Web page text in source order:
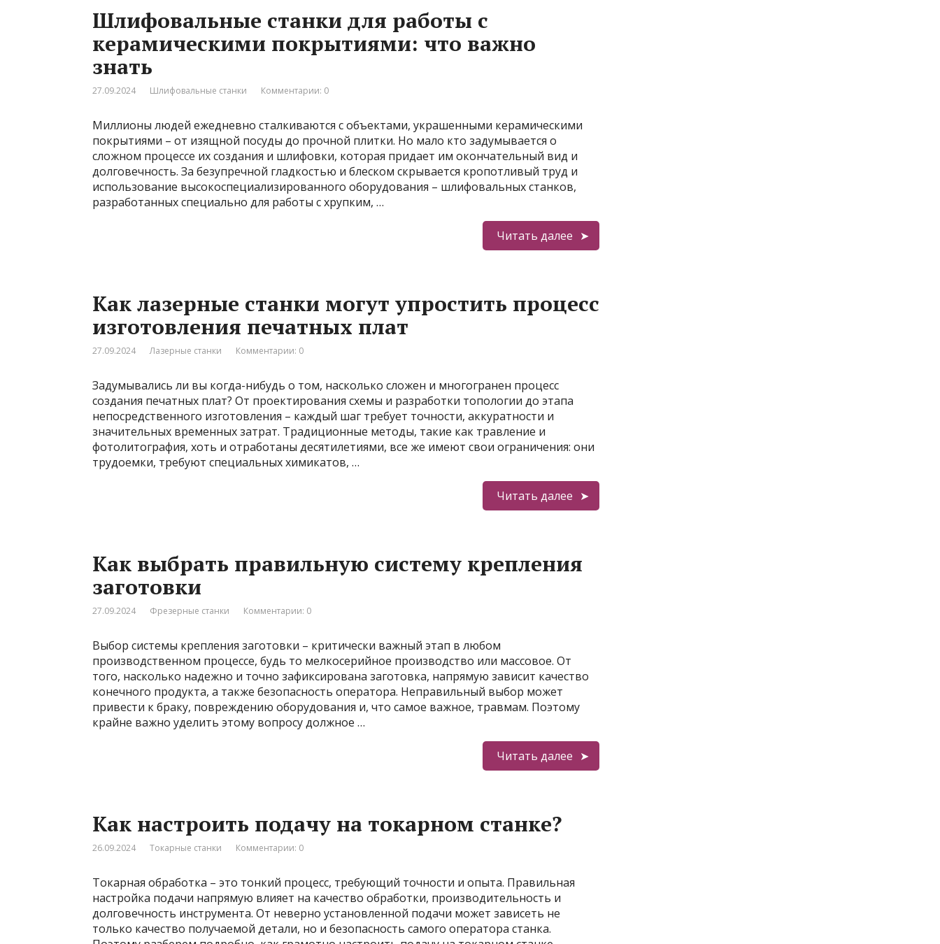
Шлифовальные станки для работы с
керамическими покрытиями: что важно
знать
27.09.2024 Шлифовальные станки Комментарии: 0
Миллионы людей ежедневно сталкиваются с объектами, украшенными керамическими
покрытиями – от изящной посуды до прочной плитки. Но мало кто задумывается о
сложном процессе их создания и шлифовки, которая придает им окончательный вид и
долговечность. За безупречной гладкостью и блеском скрывается кропотливый труд и
использование высокоспециализированного оборудования – шлифовальных станков,
разработанных специально для работы с хрупким, …
Читать далее
Как лазерные станки могут упростить процесс
изготовления печатных плат
27.09.2024 Лазерные станки Комментарии: 0
Задумывались ли вы когда-нибудь о том, насколько сложен и многогранен процесс
создания печатных плат? От проектирования схемы и разработки топологии до этапа
непосредственного изготовления – каждый шаг требует точности, аккуратности и
значительных временных затрат. Традиционные методы, такие как травление и
фотолитография, хоть и отработаны десятилетиями, все же имеют свои ограничения: они
трудоемки, требуют специальных химикатов, …
Читать далее
Как выбрать правильную систему крепления
заготовки
27.09.2024 Фрезерные станки Комментарии: 0
Выбор системы крепления заготовки – критически важный этап в любом
производственном процессе, будь то мелкосерийное производство или массовое. От
того, насколько надежно и точно зафиксирована заготовка, напрямую зависит качество
конечного продукта, а также безопасность оператора. Неправильный выбор может
привести к браку, повреждению оборудования и, что самое важное, травмам. Поэтому
крайне важно уделить этому вопросу должное …
Читать далее
Как настроить подачу на токарном станке?
26.09.2024 Токарные станки Комментарии: 0
Токарная обработка – это тонкий процесс, требующий точности и опыта. Правильная
настройка подачи напрямую влияет на качество обработки, производительность и
долговечность инструмента. От неверно установленной подачи может зависеть не
только качество получаемой детали, но и безопасность самого оператора станка.